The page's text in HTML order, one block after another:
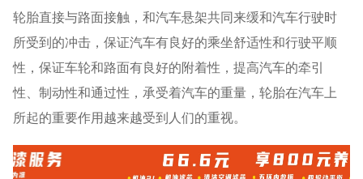
轮胎直接与路面接触，和汽车悬架共同来缓和汽车行驶时
所受到的冲击，保证汽车有良好的乘坐舒适性和行驶平顺
性，保证车轮和路面有良好的附着性，提高汽车的牵引
性、制动性和通过性，承受着汽车的重量，轮胎在汽车上
所起的重要作用越来越受到人们的重视。